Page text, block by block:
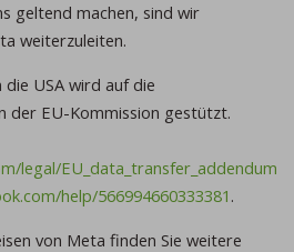
geltend machen, sind wir
weiterzuleiten.
USA wird auf die
der EU-Kommission gestützt.
legal/EU_data_transfer_addendum
help/566994660333381 .
von Meta finden Sie weitere